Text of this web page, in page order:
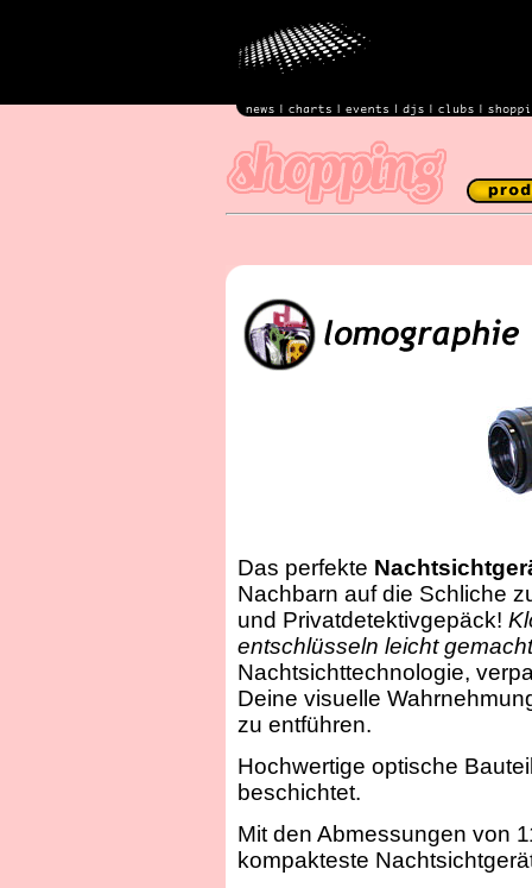
Das perfekte
Nachbarn auf die Schliche
und Privatdetektivgepäck!
entschlüsseln leicht
Nachtsichttechnologie,
Deine visuelle
zu entführen.
Hochwertige optische
beschichtet.
Mit den Abmessungen von
kompakteste